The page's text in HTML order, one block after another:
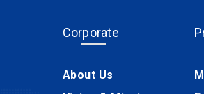
Corporate
About Us